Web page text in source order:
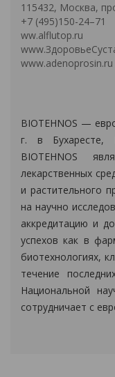
115432, Москва,
+7 (495)150-24–71
ww.alflutop.ru
www.adenoprosin.ru
BIOTEHNOS —
г. в Бухаресте,
BIOTEHNOS
лекарственных
и растительного
на научно
аккредитацию и
успехов как в
биотехнологиях,
течение
Национальной
сотрудничает с